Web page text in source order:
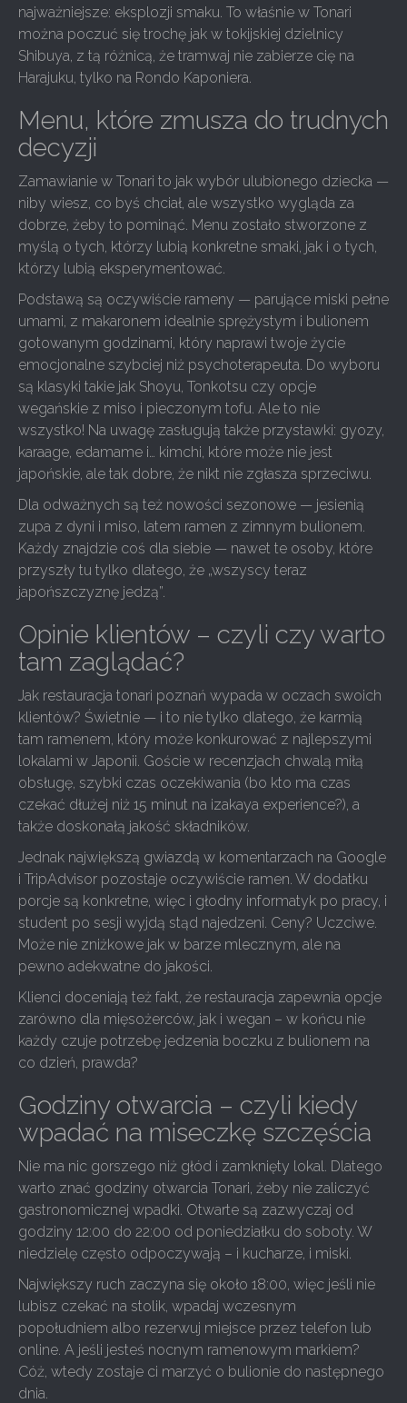
najważniejsze: eksplozji smaku. To właśnie w Tonari
można poczuć się trochę jak w tokijskiej dzielnicy
Shibuya, z tą różnicą, że tramwaj nie zabierze cię na
Harajuku, tylko na Rondo Kaponiera.
Menu, które zmusza do trudnych
decyzji
Zamawianie w Tonari to jak wybór ulubionego dziecka —
niby wiesz, co byś chciał, ale wszystko wygląda za
dobrze, żeby to pominąć. Menu zostało stworzone z
myślą o tych, którzy lubią konkretne smaki, jak i o tych,
którzy lubią eksperymentować.
Podstawą są oczywiście rameny — parujące miski pełne
umami, z makaronem idealnie sprężystym i bulionem
gotowanym godzinami, który naprawi twoje życie
emocjonalne szybciej niż psychoterapeuta. Do wyboru
są klasyki takie jak Shoyu, Tonkotsu czy opcje
wegańskie z miso i pieczonym tofu. Ale to nie
wszystko! Na uwagę zasługują także przystawki: gyozy,
karaage, edamame i… kimchi, które może nie jest
japońskie, ale tak dobre, że nikt nie zgłasza sprzeciwu.
Dla odważnych są też nowości sezonowe — jesienią
zupa z dyni i miso, latem ramen z zimnym bulionem.
Każdy znajdzie coś dla siebie — nawet te osoby, które
przyszły tu tylko dlatego, że „wszyscy teraz
japońszczyznę jedzą”.
Opinie klientów – czyli czy warto
tam zaglądać?
Jak restauracja tonari poznań wypada w oczach swoich
klientów? Świetnie — i to nie tylko dlatego, że karmią
tam ramenem, który może konkurować z najlepszymi
lokalami w Japonii. Goście w recenzjach chwalą miłą
obsługę, szybki czas oczekiwania (bo kto ma czas
czekać dłużej niż 15 minut na izakaya experience?), a
także doskonałą jakość składników.
Jednak największą gwiazdą w komentarzach na Google
i TripAdvisor pozostaje oczywiście ramen. W dodatku
porcje są konkretne, więc i głodny informatyk po pracy, i
student po sesji wyjdą stąd najedzeni. Ceny? Uczciwe.
Może nie zniżkowe jak w barze mlecznym, ale na
pewno adekwatne do jakości.
Klienci doceniają też fakt, że restauracja zapewnia opcje
zarówno dla mięsożerców, jak i wegan – w końcu nie
każdy czuje potrzebę jedzenia boczku z bulionem na
co dzień, prawda?
Godziny otwarcia – czyli kiedy
wpadać na miseczkę szczęścia
Nie ma nic gorszego niż głód i zamknięty lokal. Dlatego
warto znać godziny otwarcia Tonari, żeby nie zaliczyć
gastronomicznej wpadki. Otwarte są zazwyczaj od
godziny 12:00 do 22:00 od poniedziałku do soboty. W
niedzielę często odpoczywają – i kucharze, i miski.
Największy ruch zaczyna się około 18:00, więc jeśli nie
lubisz czekać na stolik, wpadaj wczesnym
popołudniem albo rezerwuj miejsce przez telefon lub
online. A jeśli jesteś nocnym ramenowym markiem?
Cóż, wtedy zostaje ci marzyć o bulionie do następnego
dnia.